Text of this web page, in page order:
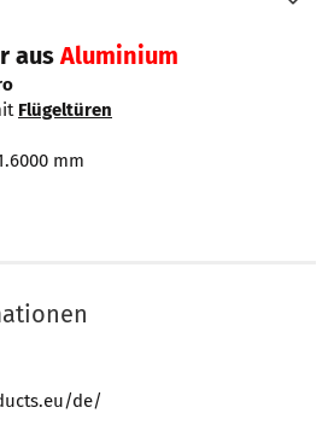
ausAluminium
Flügeltüren
mm
de/